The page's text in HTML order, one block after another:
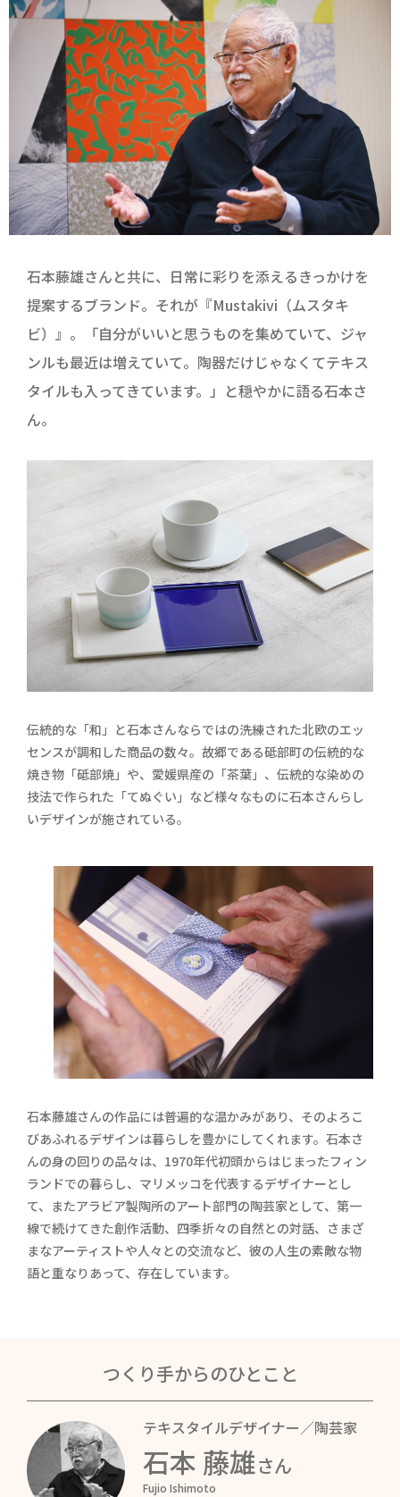
石本藤雄さんと共に、日常に彩りを添えるきっかけを
提案するブランド。それが『Mustakivi（ムスタキ
ビ）』。「自分がいいと思うものを集めていて、ジャ
ンルも最近は増えていて。陶器だけじゃなくてテキス
タイルも入ってきています。」と穏やかに語る石本さ
ん。
伝統的な「和」と石本さんならではの洗練された北欧のエッ
センスが調和した商品の数々。故郷である砥部町の伝統的な
焼き物「砥部焼」や、愛媛県産の「茶葉」、伝統的な染めの
技法で作られた「てぬぐい」など様々なものに石本さんらし
いデザインが施されている。
石本藤雄さんの作品には普遍的な温かみがあり、そのよろこ
びあふれるデザインは暮らしを豊かにしてくれます。石本さ
んの身の回りの品々は、1970年代初頭からはじまったフィン
ランドでの暮らし、マリメッコを代表するデザイナーとし
て、またアラビア製陶所のアート部門の陶芸家として、第一
線で続けてきた創作活動、四季折々の自然との対話、さまざ
まなアーティストや人々との交流など、彼の人生の素敵な物
語と重なりあって、存在しています。
つくり手からのひとこと
テキスタイルデザイナー／陶芸家
石本 藤雄さん
Fujio Ishimoto